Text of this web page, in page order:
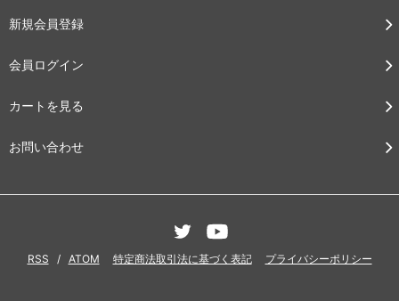
新規会員登録
会員ログイン
カートを見る
お問い合わせ
RSS / ATOM 特定商法取引法に基づく表記 プライバシーポリシー